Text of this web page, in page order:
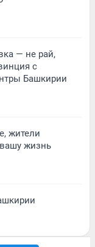
— не рай,
с
Башкирии
жители
жизнь